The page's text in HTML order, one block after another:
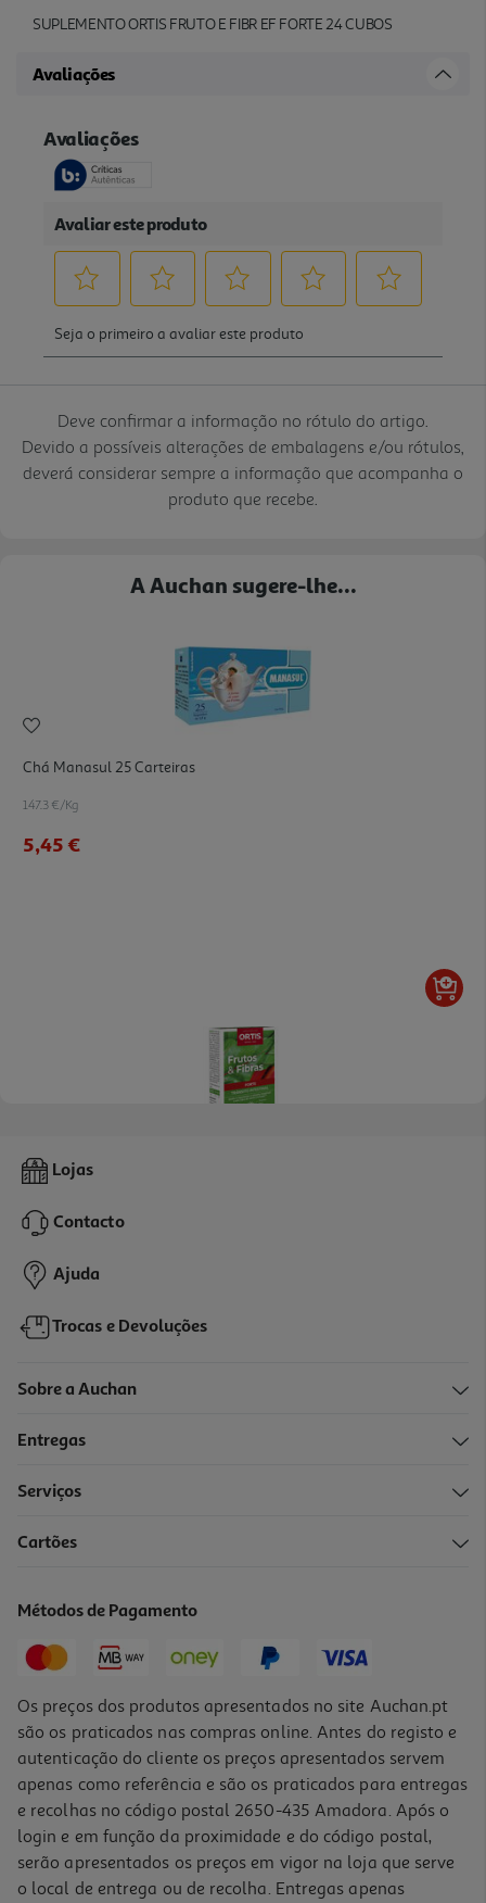
SUPLEMENTO ORTIS FRUTO E FIBR EF FORTE 24 CUBOS
Avaliações
Deve confirmar a informação no rótulo do artigo.
Devido a possíveis alterações de embalagens e/ou rótulos,
deverá considerar sempre a informação que acompanha o
produto que recebe.
A Auchan sugere-lhe...
Chá Manasul 25 Carteiras
147.3 €/Kg
5,45 €
Suplemento Ortis Frutos E Fibras Forte 24un
18,19 €
Lojas
Contacto
Ajuda
Trocas e Devoluções
Sobre a Auchan
Entregas
Serviços
Cartões
Métodos de Pagamento
Os preços dos produtos apresentados no site Auchan.pt
são os praticados nas compras online. Antes do registo e
autenticação do cliente os preços apresentados servem
apenas como referência e são os praticados para entregas
e recolhas no código postal 2650-435 Amadora. Após o
login e em função da proximidade e do código postal,
serão apresentados os preços em vigor na loja que serve
o local de entrega ou de recolha. Entregas apenas